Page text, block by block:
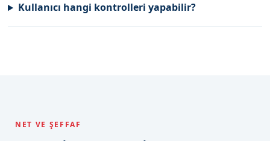
Kullanıcı hangi kontrolleri yapabilir?
NET VE ŞEFFAF